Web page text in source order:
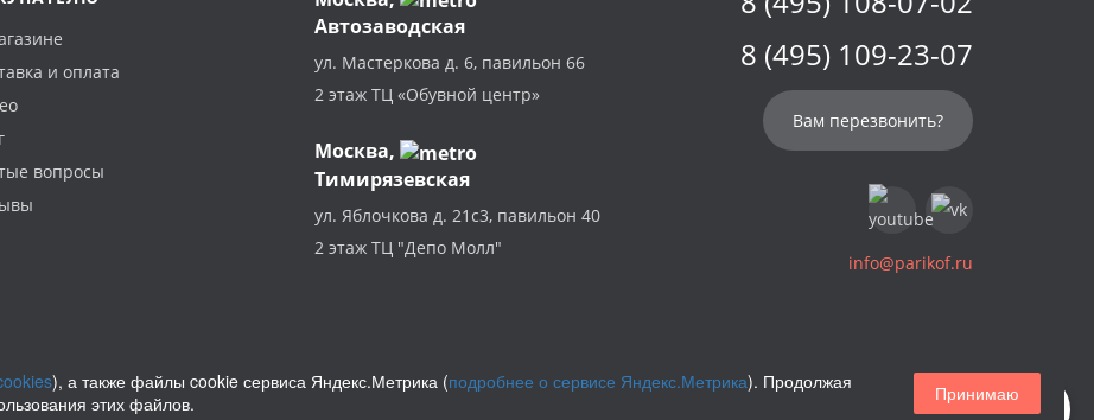
и оплата
вопросы
Автозаводская
ул. Мастеркова д. 6, павильон 66
2 этаж ТЦ «Обувной центр»
Москва,
Тимирязевская
ул. Яблочкова д. 21с3, павильон 40
2 этаж ТЦ "Депо Молл"
8 (495) 109-23-07
Вам перезвонить?
info@parikof.ru
Магазин париков — Parikof. 2026
), а также файлы cookie сервиса Яндекс.Метрика (подробнее о сервисе Яндекс.Метрика). Продолжая
этих файлов.
Принимаю